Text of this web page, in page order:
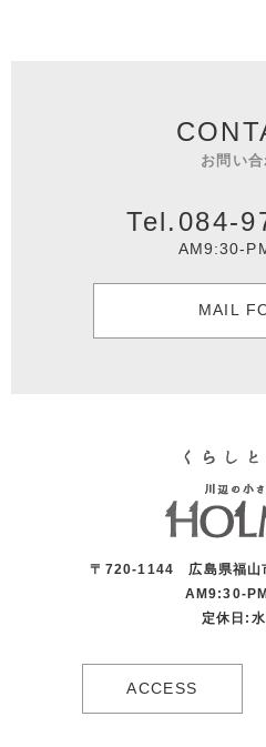
お問い
Tel.084-
AM9:30-
MAIL
〒720-1144 広島県福山
AM9:30-
定休日:水
ACCESS